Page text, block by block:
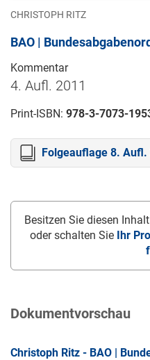
CHRISTOPH RITZ
BAO |
Kommentar
4. Aufl. 2011
Print-ISBN: 978-3-7073-
Folgeauflage 8.
Besitzen Sie diesen
oder schalten Sie Ihr
Dokumentvorschau
Christoph Ritz - BAO |